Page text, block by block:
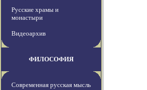
Русские храмы и
монастыри
Видеоархив
ФИЛОСОФИЯ
Современная русская мысль